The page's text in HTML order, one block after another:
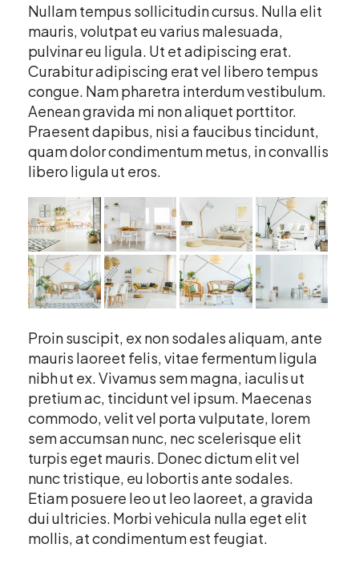
Nullam tempus sollicitudin cursus. Nulla elit
mauris, volutpat eu varius malesuada,
pulvinar eu ligula. Ut et adipiscing erat.
Curabitur adipiscing erat vel libero tempus
congue. Nam pharetra interdum vestibulum.
Aenean gravida mi non aliquet porttitor.
Praesent dapibus, nisi a faucibus tincidunt,
quam dolor condimentum metus, in convallis
libero ligula ut eros.
Proin suscipit, ex non sodales aliquam, ante
mauris laoreet felis, vitae fermentum ligula
nibh ut ex. Vivamus sem magna, iaculis ut
pretium ac, tincidunt vel ipsum. Maecenas
commodo, velit vel porta vulputate, lorem
sem accumsan nunc, nec scelerisque elit
turpis eget mauris. Donec dictum elit vel
nunc tristique, eu lobortis ante sodales.
Etiam posuere leo ut leo laoreet, a gravida
dui ultricies. Morbi vehicula nulla eget elit
mollis, at condimentum est feugiat.